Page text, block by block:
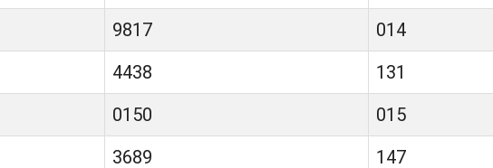
9817
014
4438
131
0150
015
3689 147